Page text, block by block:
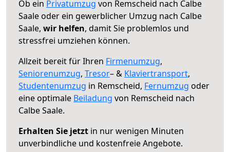
Ob ein Privatumzug von Remscheid nach Calbe
Saale oder ein gewerblicher Umzug nach Calbe
Saale, wir helfen, damit Sie problemlos und
stressfrei umziehen können.
Allzeit bereit für Ihren Firmenumzug,
Seniorenumzug, Tresor– & Klaviertransport,
Studentenumzug in Remscheid, Fernumzug oder
eine optimale Beiladung von Remscheid nach
Calbe Saale.
Erhalten Sie jetzt in nur wenigen Minuten
unverbindliche und kostenfreie Angebote.